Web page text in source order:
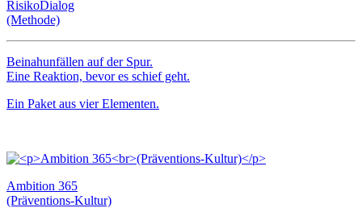
RisikoDialog
(Methode)
Beinahunfällen auf der Spur.
Eine Reaktion, bevor es schief geht.
Ein Paket aus vier Elementen.
Ambition 365
(Präventions-Kultur)